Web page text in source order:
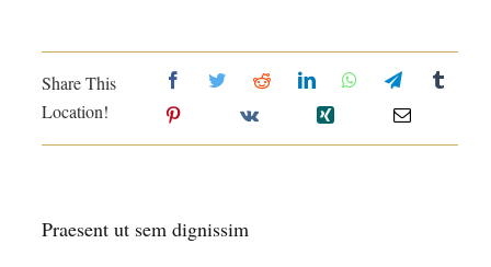
Share This
Location!
Praesent ut sem dignissim